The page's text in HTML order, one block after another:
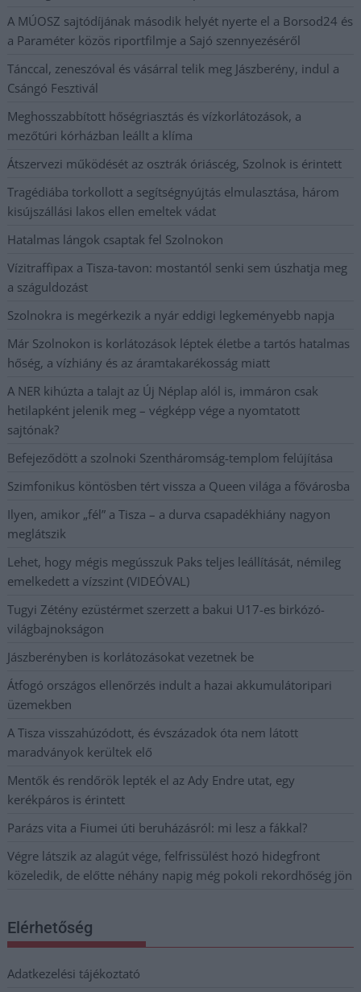
A MÚOSZ sajtódíjának második helyét nyerte el a Borsod24 és
a Paraméter közös riportfilmje a Sajó szennyezéséről
Tánccal, zeneszóval és vásárral telik meg Jászberény, indul a
Csángó Fesztivál
Meghosszabbított hőségriasztás és vízkorlátozások, a
mezőtúri kórházban leállt a klíma
Átszervezi működését az osztrák óriáscég, Szolnok is érintett
Tragédiába torkollott a segítségnyújtás elmulasztása, három
kisújszállási lakos ellen emeltek vádat
Hatalmas lángok csaptak fel Szolnokon
Vízitraffipax a Tisza-tavon: mostantól senki sem úszhatja meg
a száguldozást
Szolnokra is megérkezik a nyár eddigi legkeményebb napja
Már Szolnokon is korlátozások léptek életbe a tartós hatalmas
hőség, a vízhiány és az áramtakarékosság miatt
A NER kihúzta a talajt az Új Néplap alól is, immáron csak
hetilapként jelenik meg – végképp vége a nyomtatott
sajtónak?
Befejeződött a szolnoki Szentháromság-templom felújítása
Szimfonikus köntösben tért vissza a Queen világa a fővárosba
Ilyen, amikor „fél” a Tisza – a durva csapadékhiány nagyon
meglátszik
Lehet, hogy mégis megússzuk Paks teljes leállítását, némileg
emelkedett a vízszint (VIDEÓVAL)
Tugyi Zétény ezüstérmet szerzett a bakui U17-es birkózó-
világbajnokságon
Jászberényben is korlátozásokat vezetnek be
Átfogó országos ellenőrzés indult a hazai akkumulátoripari
üzemekben
A Tisza visszahúzódott, és évszázadok óta nem látott
maradványok kerültek elő
Mentők és rendőrök lepték el az Ady Endre utat, egy
kerékpáros is érintett
Parázs vita a Fiumei úti beruházásról: mi lesz a fákkal?
Végre látszik az alagút vége, felfrissülést hozó hidegfront
közeledik, de előtte néhány napig még pokoli rekordhőség jön
Elérhetőség
Adatkezelési tájékoztató